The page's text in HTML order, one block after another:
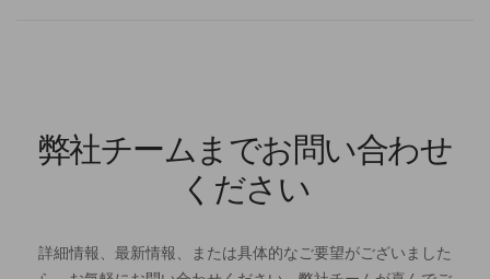
弊社チームまでお問い合わせ
ください
詳細情報、最新情報、または具体的なご要望がございました